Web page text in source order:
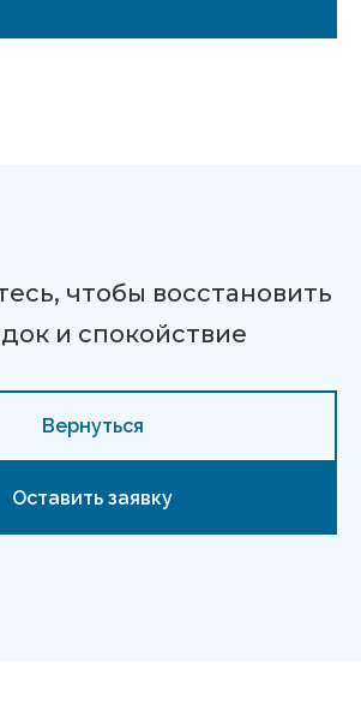
чтобы восстановить
и спокойствие
Вернуться
Оставить заявку